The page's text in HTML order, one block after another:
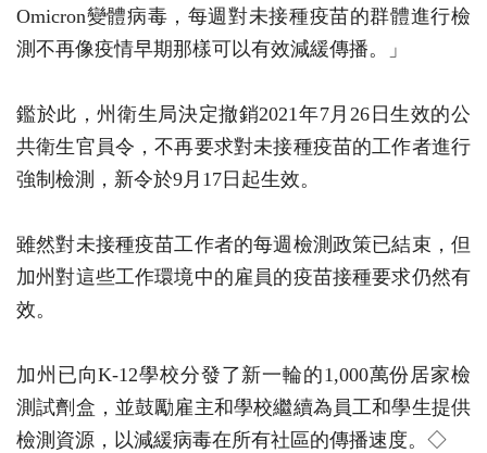
Omicron變體病毒，每週對未接種疫苗的群體進行檢
測不再像疫情早期那樣可以有效減緩傳播。」
鑑於此，州衛生局決定撤銷2021年7月26日生效的公
共衛生官員令，不再要求對未接種疫苗的工作者進行
強制檢測，新令於9月17日起生效。
雖然對未接種疫苗工作者的每週檢測政策已結束，但
加州對這些工作環境中的雇員的疫苗接種要求仍然有
效。
加州已向K-12學校分發了新一輪的1,000萬份居家檢
測試劑盒，並鼓勵雇主和學校繼續為員工和學生提供
檢測資源，以減緩病毒在所有社區的傳播速度。◇